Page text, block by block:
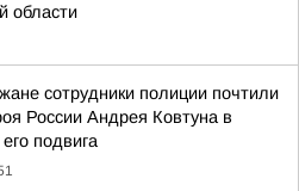
области
сотрудники полиции почтили
России Андрея Ковтуна в
подвига